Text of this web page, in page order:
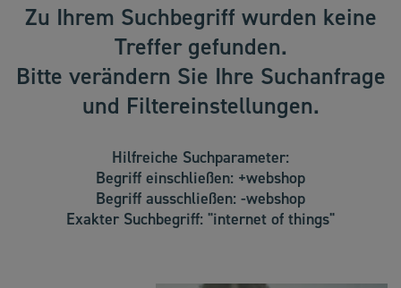
Zu Ihrem Suchbegriff wurden keine
Treffer gefunden.
Bitte verändern Sie Ihre Suchanfrage
und Filtereinstellungen.
Hilfreiche Suchparameter:
Begriff einschließen: +webshop
Begriff ausschließen: -webshop
Exakter Suchbegriff: "internet of things"